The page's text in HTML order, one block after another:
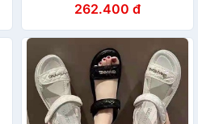
262.400 đ